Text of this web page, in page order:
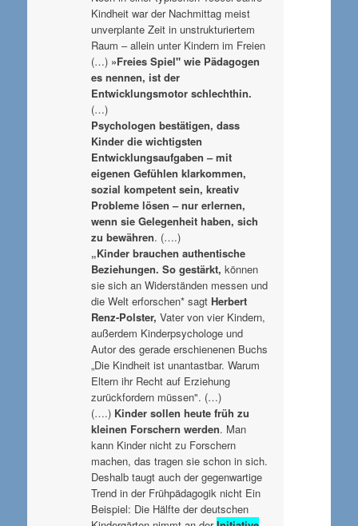
Kindheit war der Nachmittag meist
unverplante Zeit in unstrukturiertem
Raum – allein unter Kindern im Freien
(…)»Freies Spiel" wie Pädagogen
es nennen, ist der
Entwicklungsmotor schlechthin.
(…)
Psychologen bestätigen, dass
Kinder die wichtigsten
Entwicklungsaufgaben – mit
eigenen Gefühlen klarkommen,
sozial kompetent sein, kreativ
Probleme lösen – nur erlernen,
wenn sie Gelegenheit haben, sich
zu bewähren. (….)
„Kinder brauchen authentische
Beziehungen. So gestärkt, können
sie sich an Widerständen messen und
die Welt erforschen* sagt Herbert
Renz-Polster, Vater von vier Kindern,
außerdem Kinderpsychologe und
Autor des gerade erschienenen Buchs
„Die Kindheit ist unantastbar. Warum
Eltern ihr Recht auf Erziehung
zurückfordern müssen". (…)
(….) Kinder sollen heute früh zu
kleinen Forschern werden. Man
kann Kinder nicht zu Forschern
machen, das tragen sie schon in sich.
Deshalb taugt auch der gegenwartige
Trend in der Frühpädagogik nicht Ein
Beispiel: Die Hälfte der deutschen